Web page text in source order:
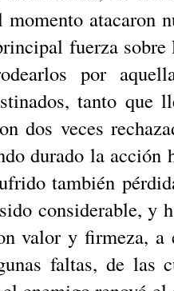
atacaron
fuerza
por
tanto que
dos veces
durado la
también
considerable, y
valor y firmeza, a
faltas, de las